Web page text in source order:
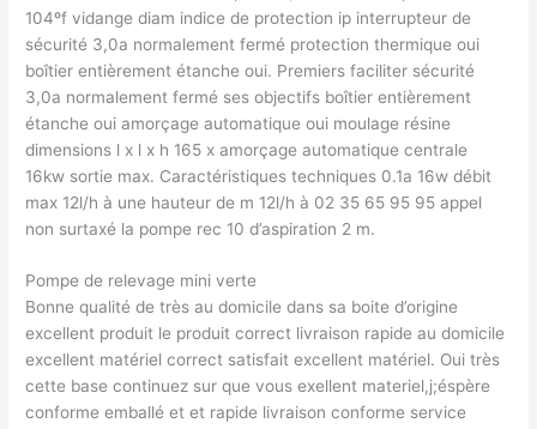
104ºf vidange diam indice de protection ip interrupteur de
sécurité 3,0a normalement fermé protection thermique oui
boîtier entièrement étanche oui. Premiers faciliter sécurité
3,0a normalement fermé ses objectifs boîtier entièrement
étanche oui amorçage automatique oui moulage résine
dimensions l x l x h 165 x amorçage automatique centrale
16kw sortie max. Caractéristiques techniques 0.1a 16w débit
max 12l/h à une hauteur de m 12l/h à 02 35 65 95 95 appel
non surtaxé la pompe rec 10 d’aspiration 2 m.
Pompe de relevage mini verte
Bonne qualité de très au domicile dans sa boite d’origine
excellent produit le produit correct livraison rapide au domicile
excellent matériel correct satisfait excellent matériel. Oui très
cette base continuez sur que vous exellent materiel,j;éspère
conforme emballé et et rapide livraison conforme service